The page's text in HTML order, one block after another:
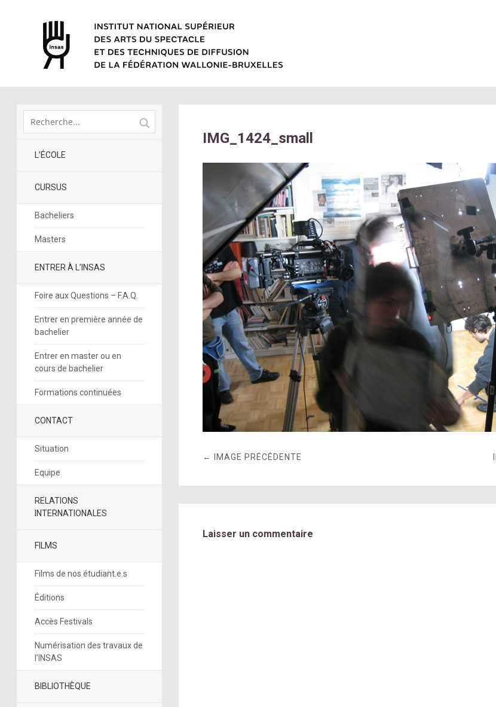
L’ÉCOLE
CURSUS
Bacheliers
Masters
ENTRER À L’INSAS
Foire aux Questions – F.A.Q.
Entrer en première année de
bachelier
Entrer en master ou en
cours de bachelier
Formations continuées
CONTACT
Situation
Equipe
RELATIONS
INTERNATIONALES
FILMS
Films de nos étudiant.e.s
Éditions
Accès Festivals
Numérisation des travaux de
l’INSAS
BIBLIOTHÈQUE
IMG_1424_small
← IMAGE PRÉCÉDENTE
Laisser un commentaire